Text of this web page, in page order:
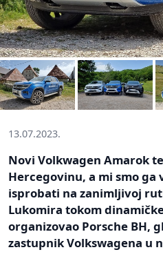
13.07.2023.
Novi Volkwagen Amarok
Hercegovinu, a mi smo
isprobati na zanimljivoj
Lukomira tokom
organizovao Porsche BH,
zastupnik Volkswagena u